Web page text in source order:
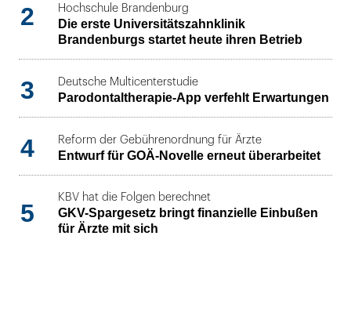
2
Hochschule Brandenburg
Die erste Universitätszahnklinik
Brandenburgs startet heute ihren Betrieb
3 Deutsche Multicenterstudie
Parodontaltherapie-App verfehlt Erwartungen
4 Reform der Gebührenordnung für Ärzte
Entwurf für GOÄ-Novelle erneut überarbeitet
5
KBV hat die Folgen berechnet
GKV-Spargesetz bringt finanzielle Einbußen
für Ärzte mit sich